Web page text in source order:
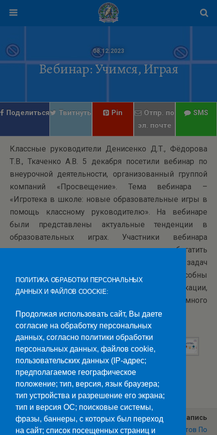
08.12.2023
Вебинар: Учимся, Играя
Поделиться Твитнуть Pin
Отпр. по
эл. почте
SMS
Классные руководители Денисенко Д.Т., Фёдорова
Т.В., Ткаченко А.В. 5 декабря посетили вебинар по
внеурочной деятельности, организованный группой
компаний «Просвещение». Тема вебинара –
«Игротека в школе: новые образовательные игры в
помощь классному руководителю». На вебинаре
были представлены актуальные тенденции в
образовательных играх. Участники вебинара
получили возможность узнать, как можно обогатить
учебный процесс и «играючи» решить ряд задач
воспитательной деятельности. Игры способны
развивать у учащихся навыки коммуникации,
сотрудничества, творческого и проблемного
мышления.
Категории:Новости
Предыдущая Запись
День Героев Отечества!
Следующая Запись
Конкурс Рефератов По
ПОЛИТИКА ОБРАБОТКИ ПЕРСОНАЛЬНЫХ
ДАННЫХ И ФАЙЛОВ COOCKIE:
Продолжая использовать сайт, Вы даете
согласие на обработку персональных
данных, согласно политики обработки
персональных данных, файлов cookie,
пользовательских данных (IP-адрес;
предполагаемое географическое
положение; тип, версия, язык браузера;
тип устройства и разрешение его экрана;
тип и версия ОС; поисковые системы,
фразы, баннеры, с которых был переход
на сайт; список посещенных страниц и